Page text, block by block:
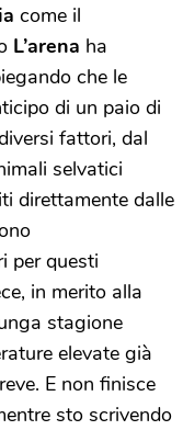
come il
L’arena ha
che le
di un paio di
fattori, dal
selvatici
direttamente dalle
per questi
in merito alla
stagione
elevate già
E non finisce
sto scrivendo